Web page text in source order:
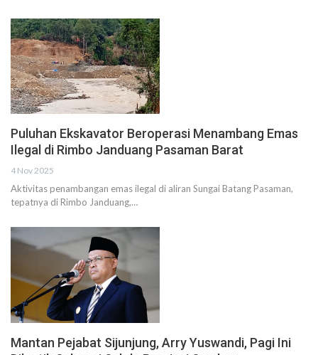
Puluhan Ekskavator Beroperasi Menambang Emas
Ilegal di Rimbo Janduang Pasaman Barat
4 Nov 2025
Aktivitas penambangan emas ilegal di aliran Sungai Batang Pasaman,
tepatnya di Rimbo Janduang,…
Mantan Pejabat Sijunjung, Arry Yuswandi, Pagi Ini